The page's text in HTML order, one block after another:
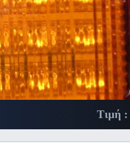
Τιμή :